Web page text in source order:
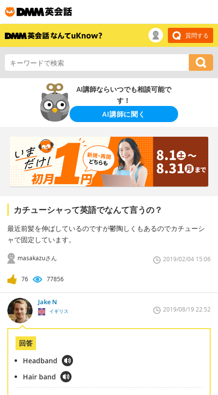
質問する
AI講師ならいつでも相談可能で
す！
AI講師に聞く
カチューシャって英語でなんて言うの？
最近前髪を伸ばしているのですが鬱陶しくもあるのでカチューシ
ャで固定しています。
masakazuさん 2019/02/04 15:06
76 77856
Jake N
イギリス 2019/08/19 22:52
回答
Headband
Hair band